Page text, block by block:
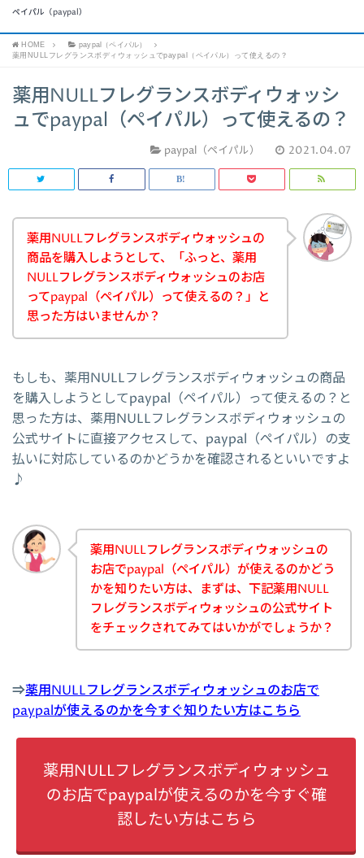
ペイパル（paypal）
HOME
paypal（ペイパル）
薬用NULLフレグランスボディウォッシュでpaypal（ペイパル）って使えるの？
薬用NULLフレグランスボディウォッシ
ュでpaypal（ペイパル）って使えるの？
paypal（ペイパル） 2021.04.07
薬用NULLフレグランスボディウォッシュの
商品を購入しようとして、「ふっと、薬用
NULLフレグランスボディウォッシュのお店
ってpaypal（ペイパル）って使えるの？」と
思った方はいませんか？
もしも、薬用NULLフレグランスボディウォッシュの商品
を購入しようとしてpaypal（ペイパル）って使えるの？と
思った方は、薬用NULLフレグランスボディウォッシュの
公式サイトに直接アクセスして、paypal（ペイパル）の支
払いに対応しているのかどうかを確認されるといいですよ
♪
薬用NULLフレグランスボディウォッシュの
お店でpaypal（ペイパル）が使えるのかどう
かを知りたい方は、まずは、下記薬用NULL
フレグランスボディウォッシュの公式サイト
をチェックされてみてはいかがでしょうか？
⇒薬用NULLフレグランスボディウォッシュのお店で
paypalが使えるのかを今すぐ知りたい方はこちら
薬用NULLフレグランスボディウォッシュ
のお店でpaypalが使えるのかを今すぐ確
認したい方はこちら